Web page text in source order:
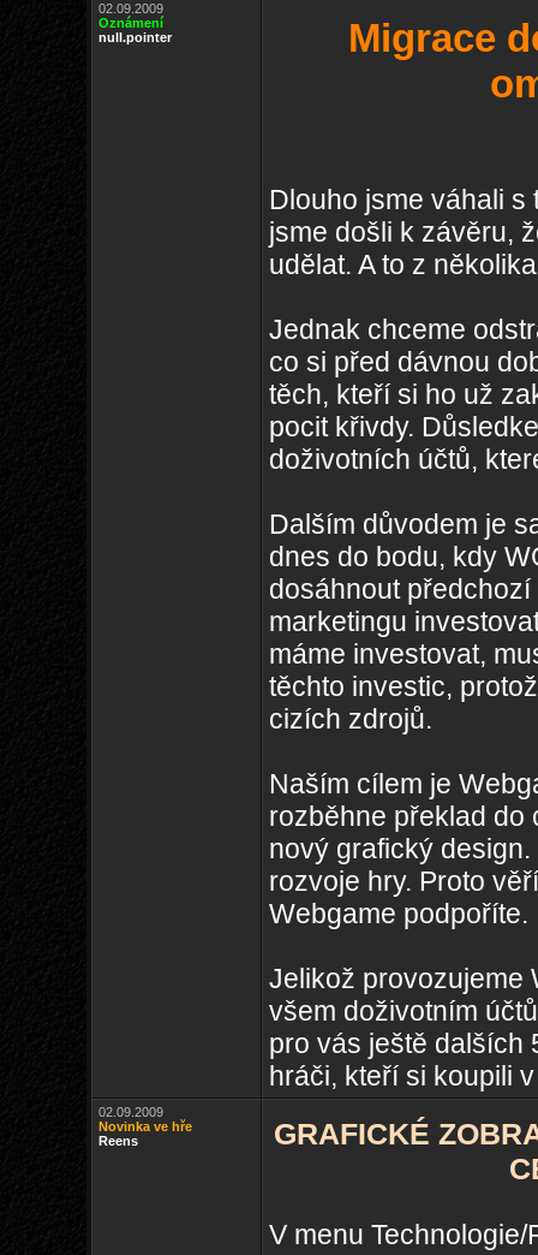
02.09.2009
Oznámení
null.pointer
Migrace
Dlouho jsme váhali
jsme došli k závěru,
udělat. A to z
Jednak chceme
co si před dávnou
těch, kteří si ho už
pocit křivdy.
doživotních účtů,
Dalším důvodem je
dnes do bodu, kdy
dosáhnout
marketingu
máme investovat,
těchto investic,
cizích zdrojů.
Naším cílem je
rozběhne překlad do
nový grafický
rozvoje hry. Proto
Webgame podpoříte.
Jelikož provozujeme
všem doživotním
pro vás ještě dalších
hráči, kteří si koupili
02.09.2009
Novinka ve hře
Reens
GRAFICKÉ
V menu